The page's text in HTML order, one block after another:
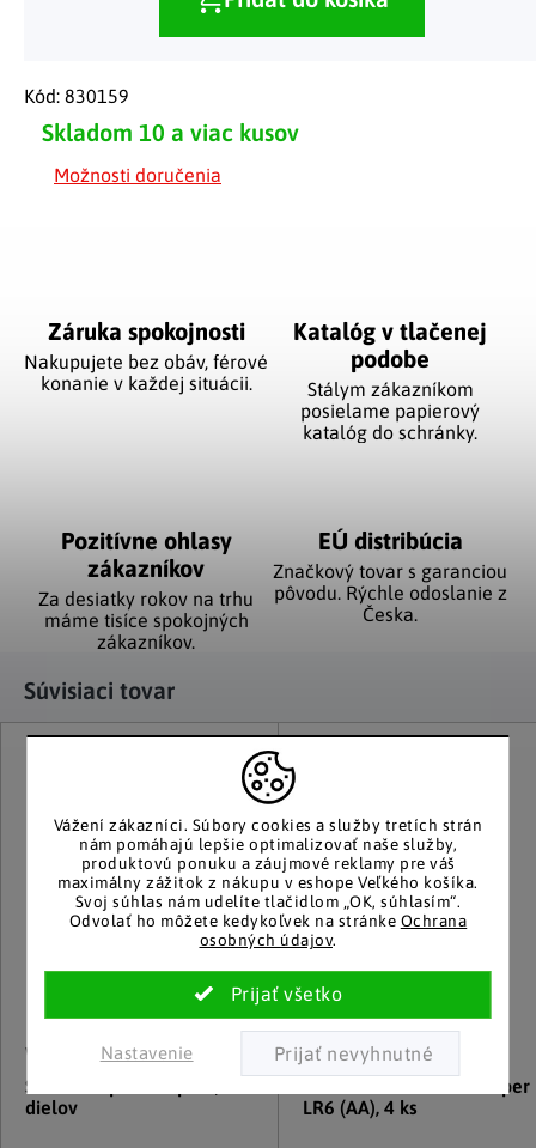
Vážení zákazníci. Súbory cookies a služby tretích strán
nám pomáhajú lepšie optimalizovať naše služby,
produktovú ponuku a záujmové reklamy pre váš
maximálny zážitok z nákupu v eshope Veľkého košíka.
Svoj súhlas nám udelíte tlačidlom „OK, súhlasím“.
Odvolať ho môžete kedykoľvek na stránke Ochrana
osobných údajov.
Nastavenie
Skladom 10 a viac kusov
Možnosti doručenia
Kód: 830159
Záruka spokojnosti
Nakupujete bez obáv, férové
​​konanie v každej situácii.
Katalóg v tlačenej
podobe
Stálym zákazníkom
posielame papierový
katalóg do schránky.
Pozitívne ohlasy
zákazníkov
Za desiatky rokov na trhu
máme tisíce spokojných
zákazníkov.
EÚ distribúcia
Značkový tovar s garanciou
pôvodu. Rýchle odoslanie z
Česka.
Súvisiaci tovar
WENKO
Sada na opravu zipsov, 22
dielov
GP
Alkalická batéria GP Super
LR6 (AA), 4 ks